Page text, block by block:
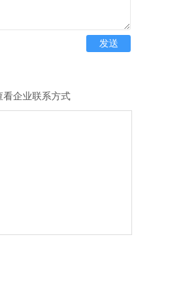
发送
看企业联系方式